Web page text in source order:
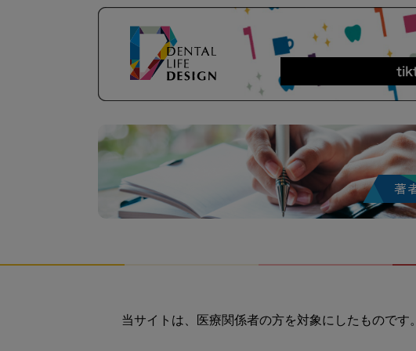
当サイトは、医療関係者の方を対象にしたもので